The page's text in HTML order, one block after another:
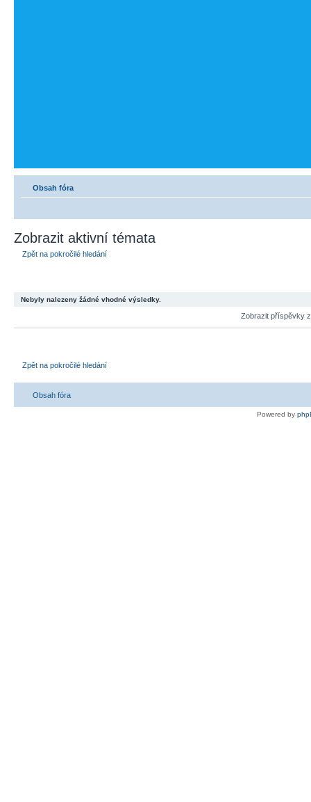
Obsah fóra
Zobrazit aktivní témata
Zpět na pokročilé hledání
Nebyly nalezeny žádné vhodné výsledky.
Zobrazit příspěvky
Zpět na pokročilé hledání
Obsah fóra
Powered by